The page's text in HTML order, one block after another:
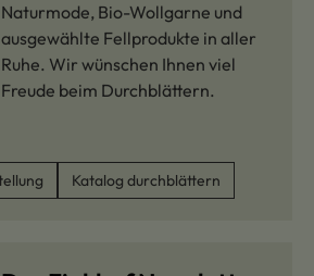
Naturmode, Bio-Wollgarne und
ausgewählte Fellprodukte in aller
Ruhe. Wir wünschen Ihnen viel
Freude beim Durchblättern.
Katalog durchblättern